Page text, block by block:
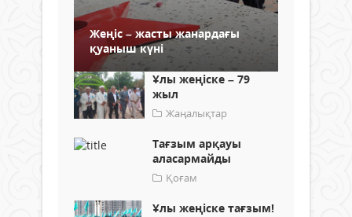
Жеңіс – жасты жанардағы
қуаныш күні
Ұлы жеңіске – 79
жыл
Жаңалықтар
Тағзым арқауы
аласармайды
Қоғам
Ұлы жеңіске тағзым!